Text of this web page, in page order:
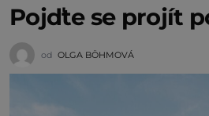
Pojďte se projít
od OLGA BÖHMOVÁ